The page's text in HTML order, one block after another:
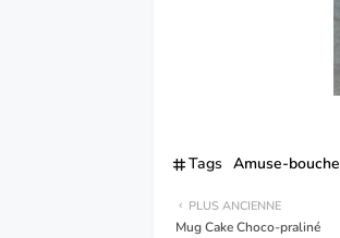
Tags Amuse-bouche
PLUS ANCIENNE
Mug Cake Choco-praliné